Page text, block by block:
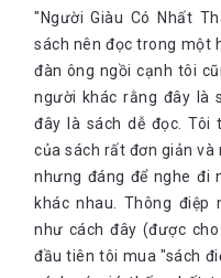
chia khoản tiền lương bạn
cũng là lọ to nhất dùng
hãy dành 55% tiền lương
cho giáo dục đào tạo; lọ
thứ 4 với 10% để tiết
mãn các hoạt động vui
4. Mỗi đồng bạc là một
Việc giàu có của một
tiền nằm trong túi của
số tiền thu nhập hàng
vốn nhỏ, tôi đã mở rộng
"Người Giàu Có Nhất
sách nên đọc trong một
đàn ông ngồi cạnh tôi
người khác rằng đây là
đây là sách dễ đọc. Tôi
của sách rất đơn giản và
nhưng đáng để nghe đi
khác nhau. Thông điệp
như cách đây (được
đầu tiên tôi mua "sách